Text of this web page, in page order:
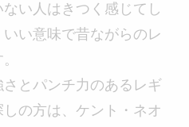
い人はきつく感じてし
い意味で昔ながらのレ
とパンチ力のあるレギ
の方は、ケント・ネオ